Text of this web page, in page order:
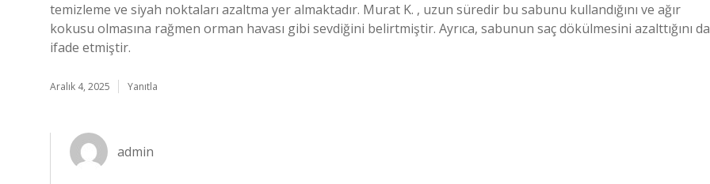
temizleme ve siyah noktaları azaltma yer almaktadır. Murat K. , uzun süredir bu sabunu kullandığını ve ağır
kokusu olmasına rağmen orman havası gibi sevdiğini belirtmiştir. Ayrıca, sabunun saç dökülmesini azalttığını da
ifade etmiştir.
Aralık 4, 2025 Yanıtla
admin